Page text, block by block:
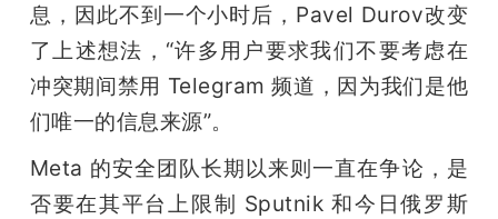
息，因此不到一个小时后，Pavel Durov改变
了上述想法，“许多用户要求我们不要考虑在
冲突期间禁用 Telegram 频道，因为我们是他
们唯一的信息来源”。
Meta 的安全团队长期以来则一直在争论，是
否要在其平台上限制 Sputnik 和今日俄罗斯